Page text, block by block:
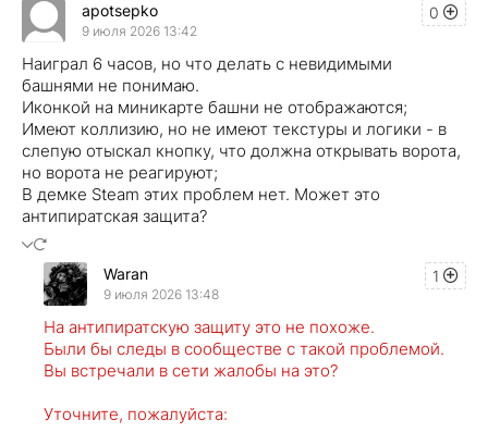
0
apotsepko
9 июля 2026 13:42
Наиграл 6 часов, но что делать с невидимыми
башнями не понимаю.
Иконкой на миникарте башни не отображаются;
Имеют коллизию, но не имеют текстуры и логики - в
слепую отыскал кнопку, что должна открывать ворота,
но ворота не реагируют;
В демке Steam этих проблем нет. Может это
антипиратская защита?
1
Waran
9 июля 2026 13:48
На антипиратскую защиту это не похоже.
Были бы следы в сообществе с такой проблемой.
Вы встречали в сети жалобы на это?
Уточните, пожалуйста: